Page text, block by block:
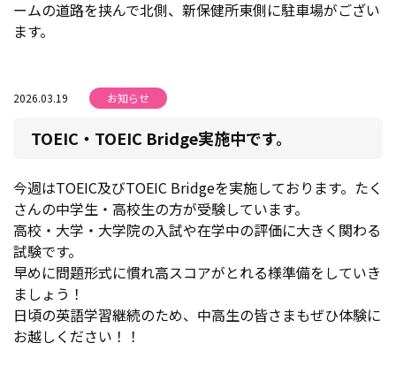
ームの道路を挟んで北側、新保健所東側に駐車場がござい
ます。
2026.03.19 お知らせ
TOEIC・TOEIC Bridge実施中です。
今週はTOEIC及びTOEIC Bridgeを実施しております。たく
さんの中学生・高校生の方が受験しています。
高校・大学・大学院の入試や在学中の評価に大きく関わる
試験です。
早めに問題形式に慣れ高スコアがとれる様準備をしていき
ましょう！
日頃の英語学習継続のため、中高生の皆さまもぜひ体験に
お越しください！！